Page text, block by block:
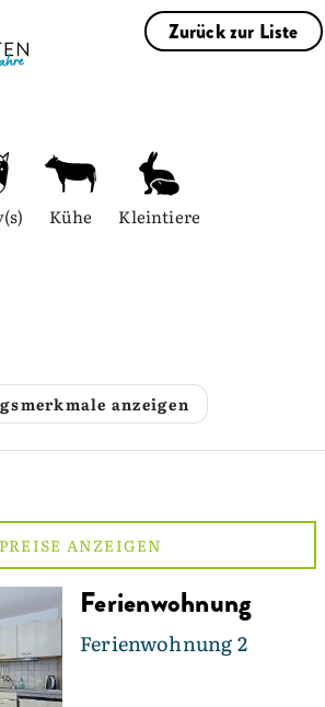
Zurück zur Liste
Kühe Kleintiere
anzeigen
PREISE ANZEIGEN
Ferienwohnung
Ferienwohnung 2